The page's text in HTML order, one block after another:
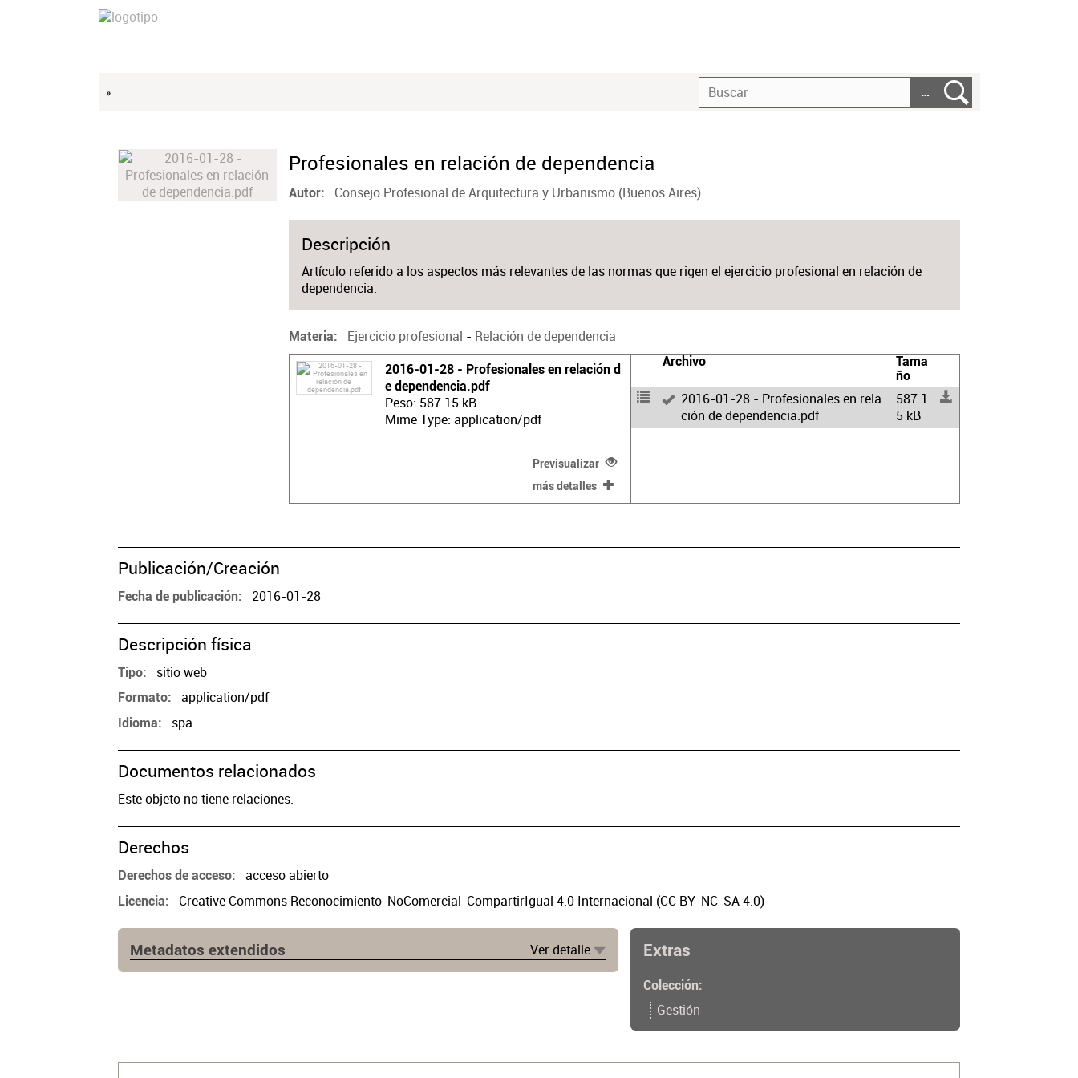
» …
Profesionales en relación de dependencia
Autor Consejo Profesional de Arquitectura y Urbanismo (Buenos Aires)
Descripción
Artículo referido a los aspectos más relevantes de las normas que rigen el ejercicio profesional en relación de
dependencia.
Materia Ejercicio profesional - Relación de dependencia
2016-01-28 - Profesionales en relación d
e dependencia.pdf
Peso: 587.15 kB
Mime Type: application/pdf
Previsualizar
más detalles
Archivo
Tama
ño
2016-01-28 - Profesionales en rela
ción de dependencia.pdf
587.1
5 kB
Publicación/Creación
Fecha de publicación 2016-01-28
Descripción física
Tipo sitio web
Formato application/pdf
Idioma spa
Documentos relacionados
Este objeto no tiene relaciones.
Derechos
Derechos de acceso acceso abierto
Licencia Creative Commons Reconocimiento-NoComercial-CompartirIgual 4.0 Internacional (CC BY-NC-SA 4.0)
Metadatos extendidos Ver detalle Extras
Colección
Gestión